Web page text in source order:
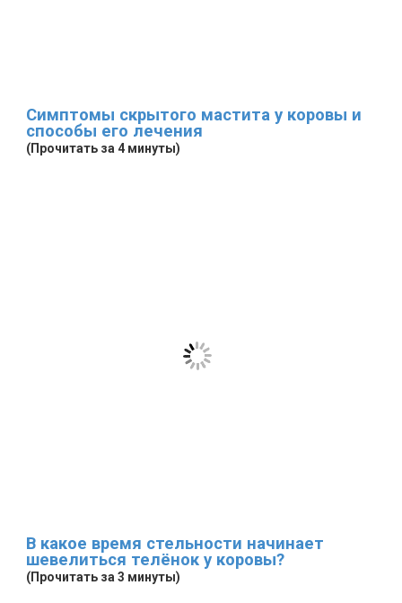
Симптомы скрытого мастита у коровы и
способы его лечения
(Прочитать за 4 минуты)
В какое время стельности начинает
шевелиться телёнок у коровы?
(Прочитать за 3 минуты)